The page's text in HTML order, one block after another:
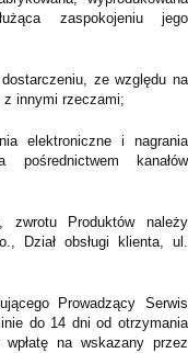
zaspokojeniu jego
ze względu na
z innymi rzeczami;
elektroniczne i nagrania
kanałów
zwrotu Produktów należy
Dział obsługi klienta, ul.
Prowadzący Serwis
do 14 dni od otrzymania
na wskazany przez